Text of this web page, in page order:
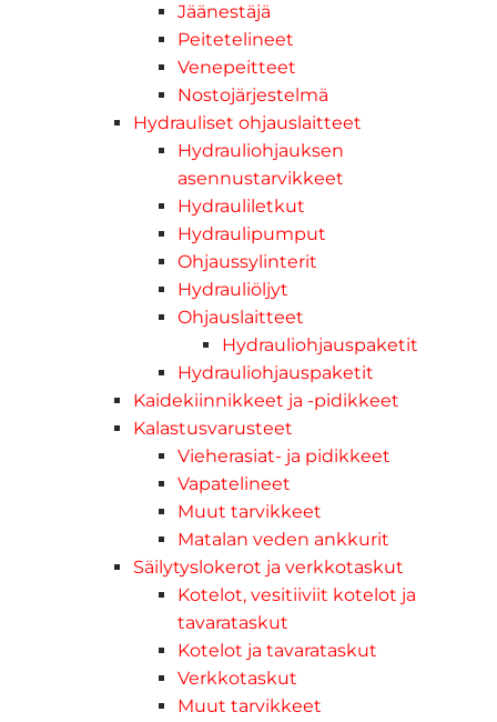
Jäänestäjä
Peitetelineet
Venepeitteet
Nostojärjestelmä
Hydrauliset ohjauslaitteet
Hydrauliohjauksen
asennustarvikkeet
Hydrauliletkut
Hydraulipumput
Ohjaussylinterit
Hydrauliöljyt
Ohjauslaitteet
Hydrauliohjauspaketit
Hydrauliohjauspaketit
Kaidekiinnikkeet ja -pidikkeet
Kalastusvarusteet
Vieherasiat- ja pidikkeet
Vapatelineet
Muut tarvikkeet
Matalan veden ankkurit
Säilytyslokerot ja verkkotaskut
Kotelot, vesitiiviit kotelot ja
tavarataskut
Kotelot ja tavarataskut
Verkkotaskut
Muut tarvikkeet